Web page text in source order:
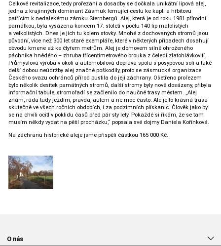
Celkové revitalizace, tedy prořezání a dosadby se dočkala unikátní lipová alej,
jedna z krajinných dominant Zásmuk lemující cestu ke kapli a hřbitovu
patřícím k nedalekému zámku Sternbergů. Alej, která je od roku 1981 přírodní
památkou, byla vysázena koncem 17. století v počtu 140 lip malolistých
a velkolistých. Dnes je jich tu kolem stovky. Mnohé z dochovaných stromů jsou
původní, více než 300 let staré exempláře, které v některých případech dosahují
obvodu kmene až ke čtyřem metrům. Alej je domovem silně ohroženého
páchníka hnědého – zhruba třícentimetrového brouka z čeledi zlatohlávkovití.
Průmyslová výroba v okolí a automobilová doprava spolu s posypovou solí a také
delší dobou neúdržby alej značně poškodily, proto se zásmucká organizace
Českého svazu ochránců přírod pustila do její záchrany. Ošetřeno prořezem
bylo několik desítek památných stromů, další stromy byly nově dosázeny, přibyla
informační tabule, stromořadí se začlenilo do naučné trasy městem. „Alej
znám, ráda tudy jezdím, pravda, autem a ne moc často. Ale je to krásná trasa
skutečně ve všech ročních obdobích, i za podzimních plískanic. Člověk jako by
se na chvíli ocitl v poklidu časů před pár sty lety. Pokaždé si říkám, že se tam
musím někdy vydat na pěší procházku,“ popsala své dojmy Daniela Kořínková.
Na záchranu historické aleje jsme přispěli částkou 165 000 Kč.
O nás